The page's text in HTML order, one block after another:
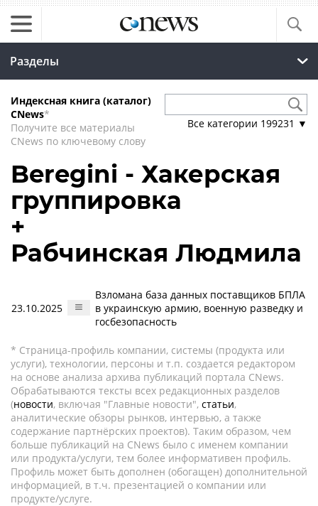
Разделы
Индексная книга (каталог)
CNews*
Получите все материалы
CNews по ключевому слову
Все категории 199231 ▼
Beregini - Хакерская
группировка
+
Рабчинская Людмила
23.10.2025
Взломана база данных поставщиков БПЛА
в украинскую армию, военную разведку и
госбезопасность
* Страница-профиль компании, системы (продукта или
услуги), технологии, персоны и т.п. создается редактором
на основе анализа архива публикаций портала CNews.
Обрабатываются тексты всех редакционных разделов
(новости, включая "Главные новости", статьи,
аналитические обзоры рынков, интервью, а также
содержание партнёрских проектов). Таким образом, чем
больше публикаций на CNews было с именем компании
или продукта/услуги, тем более информативен профиль.
Профиль может быть дополнен (обогащен) дополнительной
информацией, в т.ч. презентацией о компании или
продукте/услуге.